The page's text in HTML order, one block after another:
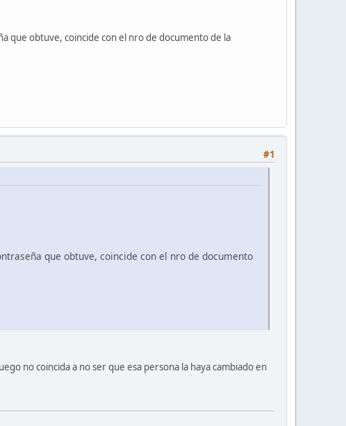
que obtuve, coincide con el nro de documento de la
#1
que obtuve, coincide con el nro de documento
no coincida a no ser que esa persona la haya cambiado en